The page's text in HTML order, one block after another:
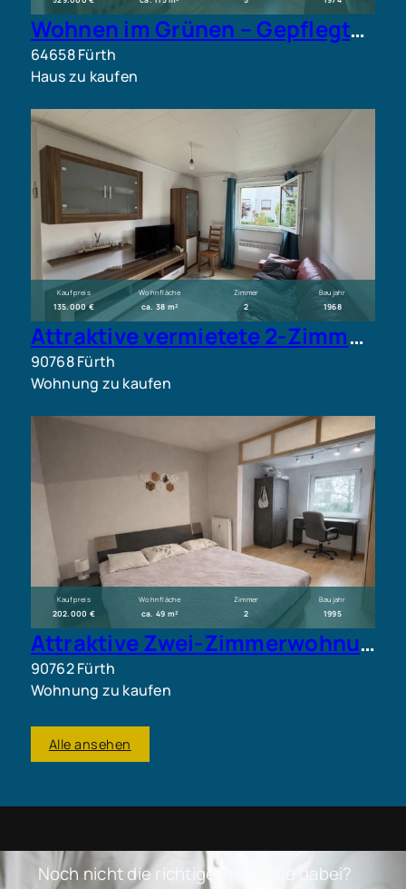
Wohnen im Grünen – Gepflegtes Einfamilienhaus mit großem Grundstück
64658 Fürth
Haus zu kaufen
Kaufpreis
135.000 €
Wohnfläche
ca. 38 m²
Zimmer
2
Baujahr
1968
Attraktive vermietete 2-Zimmer-Wohnung mit Balkon
90768 Fürth
Wohnung zu kaufen
Kaufpreis
202.000 €
Wohnfläche
ca. 49 m²
Zimmer
2
Baujahr
1995
Attraktive Zwei-Zimmerwohnung mit Wintergarten in begehrter Lage zu verkaufen
90762 Fürth
Wohnung zu kaufen
Alle ansehen
Noch nicht die richtige Immobilie dabei?